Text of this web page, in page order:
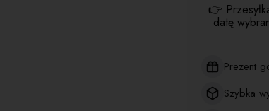
👉
datę
Prezent
Szybka